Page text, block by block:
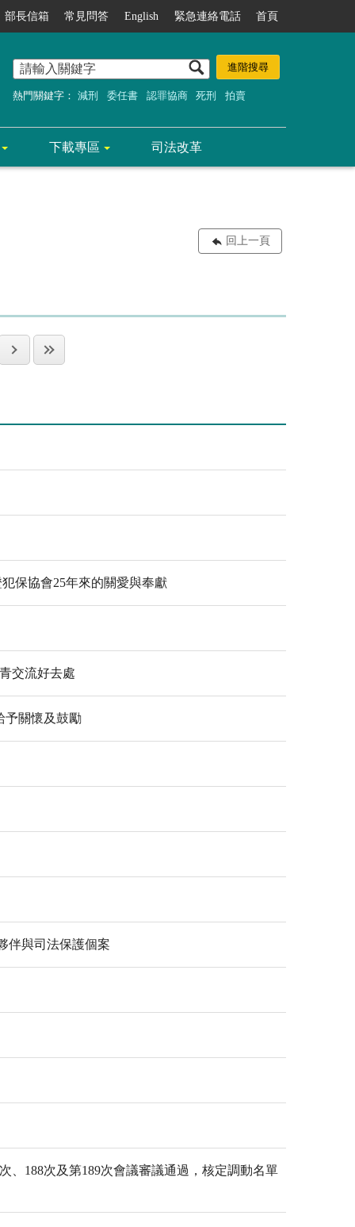
部長信箱 常見問答 English 緊急連絡電話 首頁
熱門關鍵字： 減刑 委任書 認罪協商 死刑 拍賣
下載專區 司法改革
回上一頁
保協會25年來的關愛與奉獻
交流好去處
予關懷及鼓勵
伴與司法保護個案
、188次及第189次會議審議通過，核定調動名單